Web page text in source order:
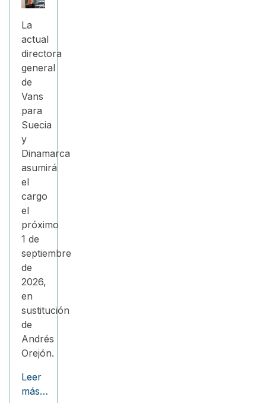
La
actual
directora
general
de
Vans
para
Suecia
y
Dinamarca
asumirá
el
cargo
el
próximo
1 de
septiembre
de
2026,
en
sustitución
de
Andrés
Orejón.
Leer
más…